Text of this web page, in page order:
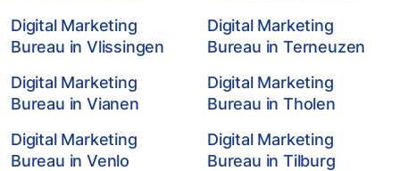
Digital Marketing
Bureau in Vlissingen
Digital Marketing
Bureau in Terneuzen
Digital Marketing
Bureau in Vianen
Digital Marketing
Bureau in Tholen
Digital Marketing
Bureau in Venlo
Digital Marketing
Bureau in Tilburg